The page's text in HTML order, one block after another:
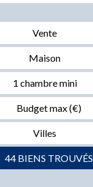
Vente
Maison
1 chambre mini
Villes
44 BIENS TROUVÉS